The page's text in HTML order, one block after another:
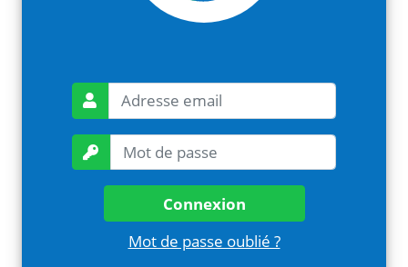
Connexion
Mot de passe oublié ?